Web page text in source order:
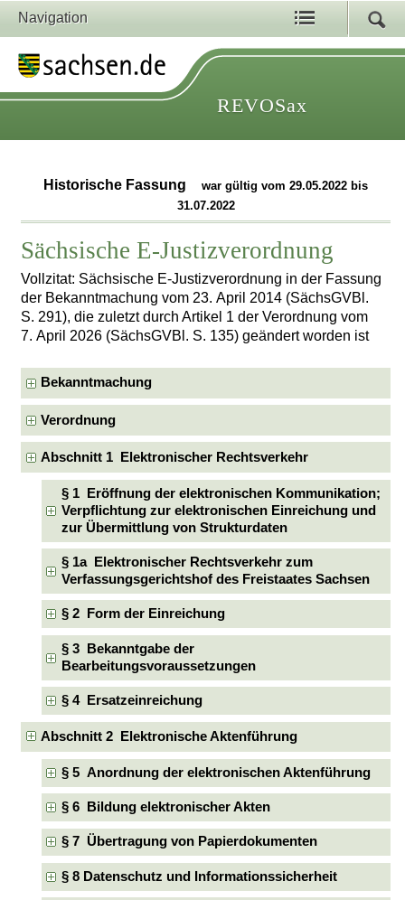
Navigation
REVOSax
Historische Fassung
war gültig vom 29.05.2022 bis
31.07.2022
Sächsische E-Justizverordnung
Vollzitat: Sächsische E-Justizverordnung in der Fassung
der Bekanntmachung vom 23. April 2014 (SächsGVBl.
S. 291), die zuletzt durch Artikel 1 der Verordnung vom
7. April 2026 (SächsGVBl. S. 135) geändert worden ist
Bekanntmachung
Verordnung
Abschnitt 1 Elektronischer Rechtsverkehr
§ 1 Eröffnung der elektronischen Kommunikation;
Verpflichtung zur elektronischen Einreichung und
zur Übermittlung von Strukturdaten
§ 1a Elektronischer Rechtsverkehr zum
Verfassungsgerichtshof des Freistaates Sachsen
§ 2 Form der Einreichung
§ 3 Bekanntgabe der
Bearbeitungsvoraussetzungen
§ 4 Ersatzeinreichung
Abschnitt 2 Elektronische Aktenführung
§ 5 Anordnung der elektronischen Aktenführung
§ 6 Bildung elektronischer Akten
§ 7 Übertragung von Papierdokumenten
§ 8 Datenschutz und Informationssicherheit